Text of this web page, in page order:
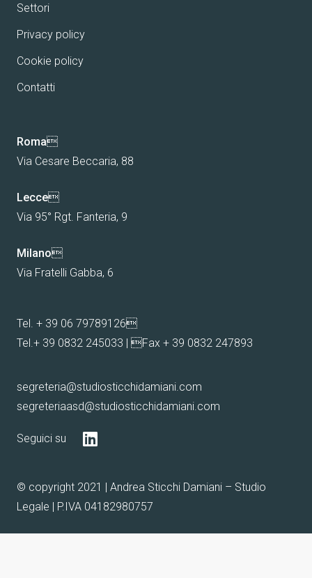
Settori
Privacy policy
Cookie policy
Contatti
Roma
Via Cesare Beccaria, 88
Lecce
Via 95° Rgt. Fanteria, 9
Milano
Via Fratelli Gabba, 6
Tel. + 39 06 79789126
Tel. + 39 0832 245033 | Fax + 39 0832 247893
segreteria@studiosticchidamiani.com
segreteriaasd@studiosticchidamiani.com
Seguici su
© copyright 2021 | Andrea Sticchi Damiani – Studio
Legale | P.IVA 04182980757